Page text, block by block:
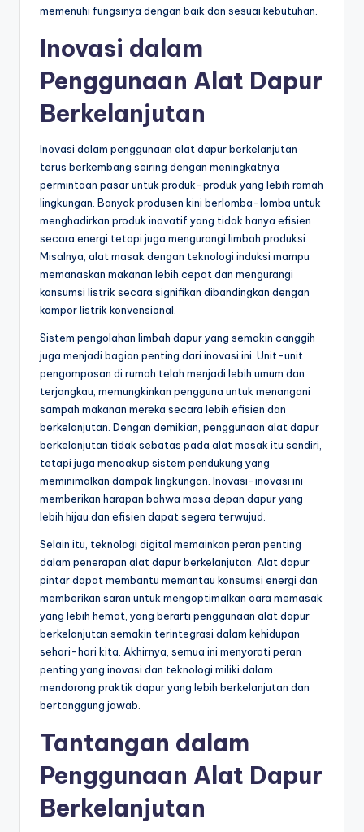
memenuhi fungsinya dengan baik dan sesuai kebutuhan.
Inovasi dalam
Penggunaan Alat Dapur
Berkelanjutan
Inovasi dalam penggunaan alat dapur berkelanjutan
terus berkembang seiring dengan meningkatnya
permintaan pasar untuk produk-produk yang lebih ramah
lingkungan. Banyak produsen kini berlomba-lomba untuk
menghadirkan produk inovatif yang tidak hanya efisien
secara energi tetapi juga mengurangi limbah produksi.
Misalnya, alat masak dengan teknologi induksi mampu
memanaskan makanan lebih cepat dan mengurangi
konsumsi listrik secara signifikan dibandingkan dengan
kompor listrik konvensional.
Sistem pengolahan limbah dapur yang semakin canggih
juga menjadi bagian penting dari inovasi ini. Unit-unit
pengomposan di rumah telah menjadi lebih umum dan
terjangkau, memungkinkan pengguna untuk menangani
sampah makanan mereka secara lebih efisien dan
berkelanjutan. Dengan demikian, penggunaan alat dapur
berkelanjutan tidak sebatas pada alat masak itu sendiri,
tetapi juga mencakup sistem pendukung yang
meminimalkan dampak lingkungan. Inovasi-inovasi ini
memberikan harapan bahwa masa depan dapur yang
lebih hijau dan efisien dapat segera terwujud.
Selain itu, teknologi digital memainkan peran penting
dalam penerapan alat dapur berkelanjutan. Alat dapur
pintar dapat membantu memantau konsumsi energi dan
memberikan saran untuk mengoptimalkan cara memasak
yang lebih hemat, yang berarti penggunaan alat dapur
berkelanjutan semakin terintegrasi dalam kehidupan
sehari-hari kita. Akhirnya, semua ini menyoroti peran
penting yang inovasi dan teknologi miliki dalam
mendorong praktik dapur yang lebih berkelanjutan dan
bertanggung jawab.
Tantangan dalam
Penggunaan Alat Dapur
Berkelanjutan